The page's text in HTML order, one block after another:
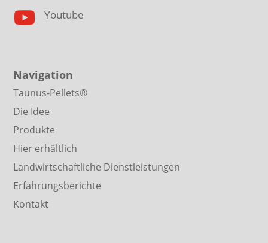
 Youtube
Navigation
Taunus-Pellets®
Die Idee
Produkte
Hier erhältlich
Landwirtschaftliche Dienstleistungen
Erfahrungsberichte
Kontakt